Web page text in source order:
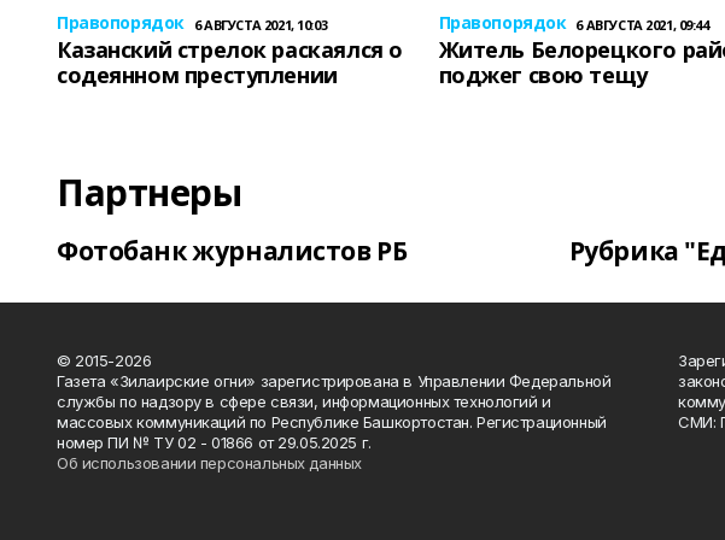
Правопорядок 6 АВГУСТА 2021, 10:03
Казанский стрелок раскаялся о
содеянном преступлении
Правопорядок 6 АВГУСТА 2021, 09:44
Житель Белорецкого
поджег свою тещу
Партнеры
Фотобанк журналистов РБ Рубрика
© 2015-2026
Газета «Зилаирские огни» зарегистрирована в Управлении Федеральной
службы по надзору в сфере связи, информационных технологий и
массовых коммуникаций по Республике Башкортостан. Регистрационный
номер ПИ № ТУ 02 - 01866 от 29.05.2025 г.
Об использовании персональных данных
СМИ: